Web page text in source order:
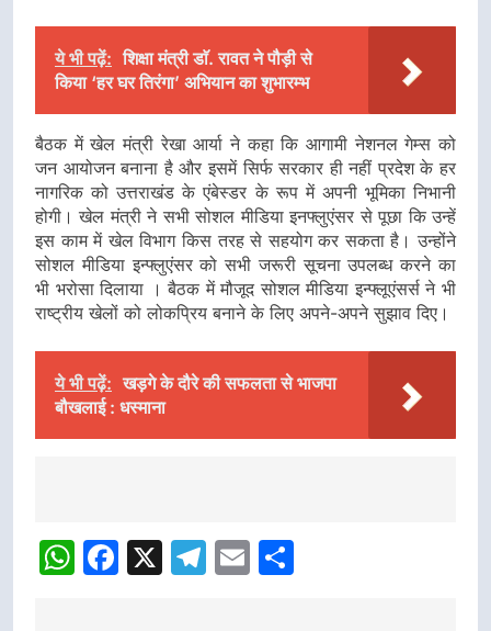
ये भी पढ़ें: शिक्षा मंत्री डाॅ. रावत ने पौड़ी से
किया ‘हर घर तिरंगा’ अभियान का शुभारम्भ
बैठक में खेल मंत्री रेखा आर्या ने कहा कि आगामी नेशनल गेम्स को
जन आयोजन बनाना है और इसमें सिर्फ सरकार ही नहीं प्रदेश के हर
नागरिक को उत्तराखंड के एंबेस्डर के रूप में अपनी भूमिका निभानी
होगी। खेल मंत्री ने सभी सोशल मीडिया इनफ्लुएंसर से पूछा कि उन्हें
इस काम में खेल विभाग किस तरह से सहयोग कर सकता है। उन्होंने
सोशल मीडिया इन्फ्लुएंसर को सभी जरूरी सूचना उपलब्ध करने का
भी भरोसा दिलाया । बैठक में मौजूद सोशल मीडिया इन्फ्लूएंसर्स ने भी
राष्ट्रीय खेलों को लोकप्रिय बनाने के लिए अपने-अपने सुझाव दिए।
ये भी पढ़ें: खड़गे के दौरे की सफलता से भाजपा
बौखलाई : धस्माना
Navigation
WhatsApp
Facebook
X Telegram
Email